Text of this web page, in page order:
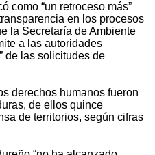
como “un retroceso más”
en los procesos
la Secretaría de Ambiente
a las autoridades
de las solicitudes de
derechos humanos fueron
de ellos quince
de territorios, según cifras